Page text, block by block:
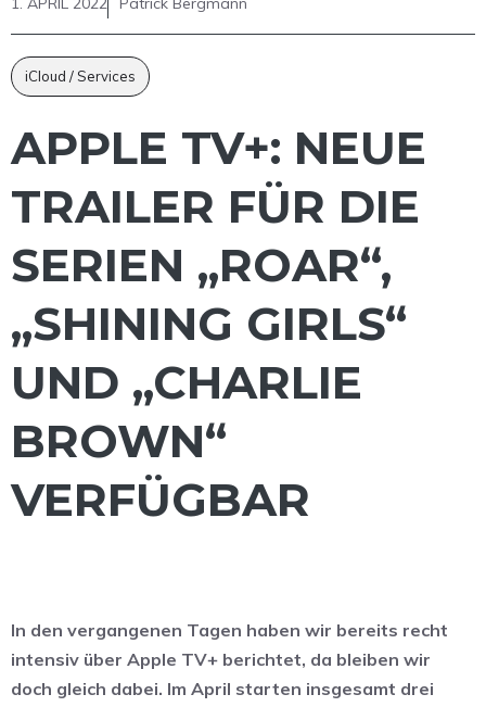
iCloud / Services
APPLE TV+: NEUE
TRAILER FÜR DIE
SERIEN „ROAR“,
„SHINING GIRLS“
UND „CHARLIE
BROWN“
VERFÜGBAR
In den vergangenen Tagen haben wir bereits recht
intensiv über Apple TV+ berichtet, da bleiben wir
doch gleich dabei. Im April starten insgesamt drei